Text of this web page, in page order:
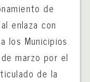
de
enlaza con
los Municipios
marzo por el
de la